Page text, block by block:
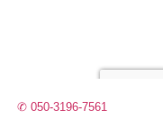
✆ 050-3196-7561